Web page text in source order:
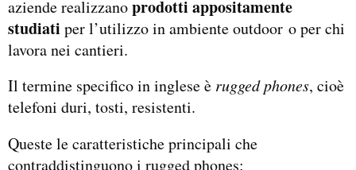
aziende realizzanoprodotti appositamente
studiati per l’utilizzo in ambiente outdoor o per chi
lavora nei cantieri.
Il termine specifico in inglese è rugged phones, cioè
telefoni duri, tosti, resistenti.
Queste le caratteristiche principali che
contraddistinguono i rugged phones: